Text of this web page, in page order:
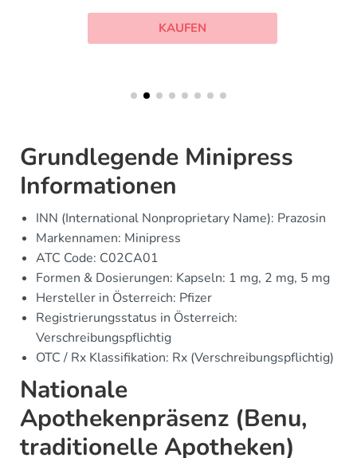
KAUFEN
Grundlegende Minipress
Informationen
INN (International Nonproprietary Name): Prazosin
Markennamen: Minipress
ATC Code: C02CA01
Formen & Dosierungen: Kapseln: 1 mg, 2 mg, 5 mg
Hersteller in Österreich: Pfizer
Registrierungsstatus in Österreich:
Verschreibungspflichtig
OTC / Rx Klassifikation: Rx (Verschreibungspflichtig)
Nationale
Apothekenpräsenz (Benu,
traditionelle Apotheken)